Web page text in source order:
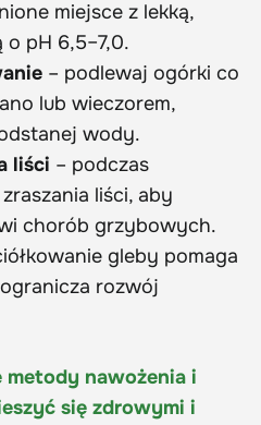
miejsce z lekką,
pH 6,5–7,0.
– podlewaj ogórki co
lub wieczorem,
wody.
liści – podczas
liści, aby
chorób grzybowych.
gleby pomaga
rozwój
nawożenia i
się zdrowymi i